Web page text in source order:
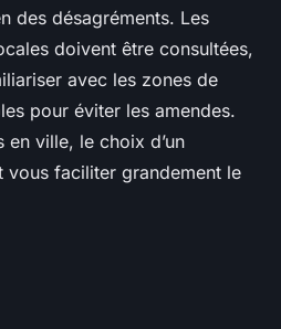
des désagréments. Les
doivent être consultées,
avec les zones de
pour éviter les amendes.
ville, le choix d’un
vous faciliter grandement le